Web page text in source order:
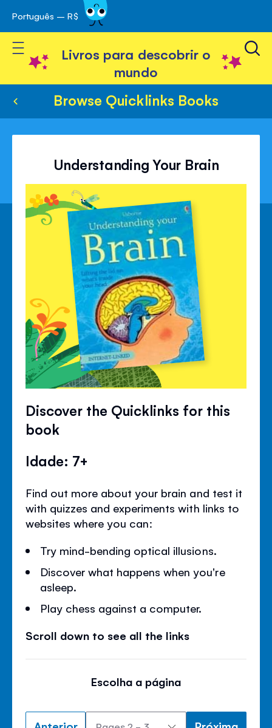
Skip
to
Content
Português – R$
Toggle Nav
Livros para descobrir o
mundo
Browse Quicklinks Books
Understanding Your Brain
Discover the Quicklinks for this
book
Idade: 7+
Find out more about your brain and test it
with quizzes and experiments with links to
websites where you can:
Try mind-bending optical illusions.
Discover what happens when you're
asleep.
Play chess against a computer.
Scroll down to see all the links
Escolha a página